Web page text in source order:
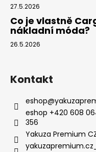
27.5.2026
Co je vlastně
nákladní móda?
26.5.2026
Kontakt
eshop@
eshop +420 608
356
Yakuza Premium